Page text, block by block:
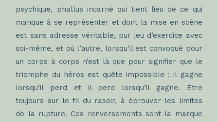
psychique, phallus incarné qui tient lieu de ce qui
manque à se représenter et dont la mise en scène
est sans adresse véritable, pur jeu d’exercice avec
soi-même, et où l’autre, lorsqu’il est convoqué pour
un corps à corps n’est là que pour signifier que le
triomphe du héros est quête impossible : il gagne
lorsqu’il perd et il perd lorsqu’il gagne. Etre
toujours sur le fil du rasoir, à éprouver les limites
de la rupture. Ces renversements sont la marque